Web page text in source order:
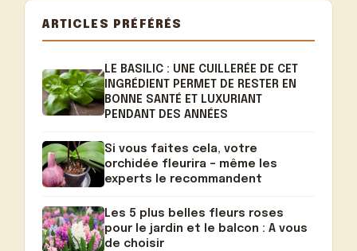
ARTICLES PRÉFÉRÉS
LE BASILIC : UNE CUILLERÉE DE CET
INGRÉDIENT PERMET DE RESTER EN
BONNE SANTÉ ET LUXURIANT
PENDANT DES ANNÉES
Si vous faites cela, votre
orchidée fleurira – même les
experts le recommandent
Les 5 plus belles fleurs roses
pour le jardin et le balcon : A vous
de choisir